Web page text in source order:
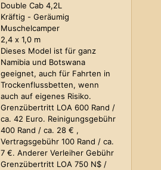
Double Cab 4,2L
Kräftig - Geräumig
Muschelcamper
2,4 x 1,0 m
Dieses Model ist für ganz
Namibia und Botswana
geeignet, auch für Fahrten in
Trockenflussbetten, wenn
auch auf eigenes Risiko.
Grenzübertritt LOA 600 Rand /
ca. 42 Euro. Reinigungsgebühr
400 Rand / ca. 28 € ,
Vertragsgebühr 100 Rand / ca.
7 €. Anderer Verleiher Gebühr
Grenzübertritt LOA 750 N$ /